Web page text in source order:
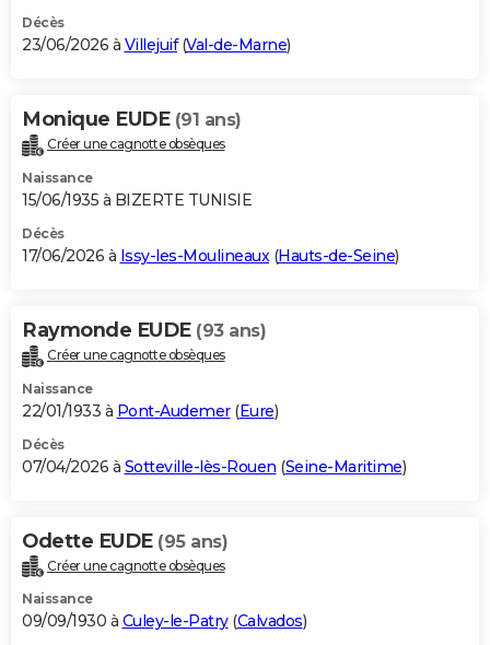
S'inscrire
Se connecter
Lycées
Collèges
Primaires
Universités
Entreprises
Service militaire
Avis de recherche
AVIS DE DÉCÈS
Bricolage
Lifestyle
Culture
Sport
Auto
Television
Voyage
Cinema
Décès
23/06/2026 à Villejuif(Val-de-Marne)
Monique EUDE (91 ans)
Créer une cagnotte obsèques
Naissance
15/06/1935 à BIZERTE TUNISIE
Décès
17/06/2026 à Issy-les-Moulineaux(Hauts-de-Seine)
Raymonde EUDE (93 ans)
Créer une cagnotte obsèques
Naissance
22/01/1933 à Pont-Audemer(Eure)
Décès
07/04/2026 à Sotteville-lès-Rouen (Seine-Maritime)
Odette EUDE (95 ans)
Créer une cagnotte obsèques
Naissance
09/09/1930 à Culey-le-Patry(Calvados)